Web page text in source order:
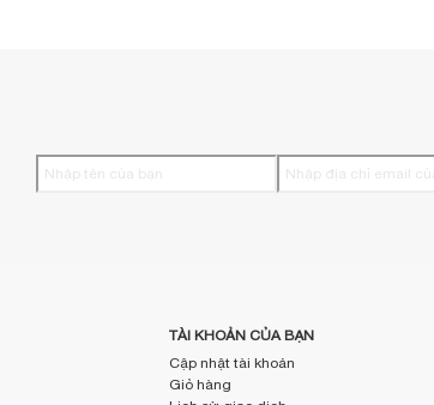
TÀI KHOẢN CỦA BẠN
Cập nhật tài khoản
Giỏ hàng